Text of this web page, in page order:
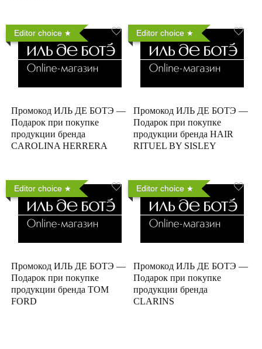
Editor choice
Промокод ИЛЬ ДЕ БОТЭ —
Подарок при покупке
продукции бренда
CAROLINA HERRERA
Editor choice
Промокод ИЛЬ ДЕ БОТЭ —
Подарок при покупке
продукции бренда HAIR
RITUEL BY SISLEY
Editor choice
Промокод ИЛЬ ДЕ БОТЭ —
Подарок при покупке
продукции бренда TOM
FORD
Editor choice
Промокод ИЛЬ ДЕ БОТЭ —
Подарок при покупке
продукции бренда
CLARINS